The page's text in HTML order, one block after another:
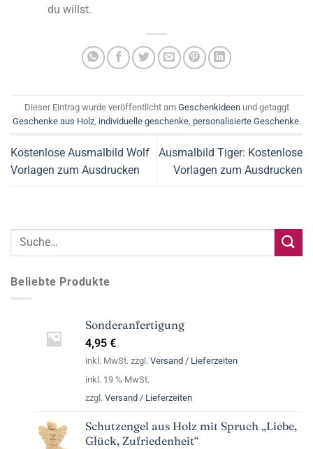
du willst.
Dieser Eintrag wurde veröffentlicht am Geschenkideenund getaggt
Geschenke aus Holz, individuelle geschenke, personalisierte Geschenke.
Kostenlose Ausmalbild Wolf
Vorlagen zum Ausdrucken
Ausmalbild Tiger: Kostenlose
Vorlagen zum Ausdrucken
Beliebte Produkte
Sonderanfertigung
4,95 €
inkl. MwSt. zzgl. Versand / Lieferzeiten
inkl. 19 % MwSt.
zzgl. Versand / Lieferzeiten
Schutzengel aus Holz mit Spruch „Liebe,
Glück, Zufriedenheit“